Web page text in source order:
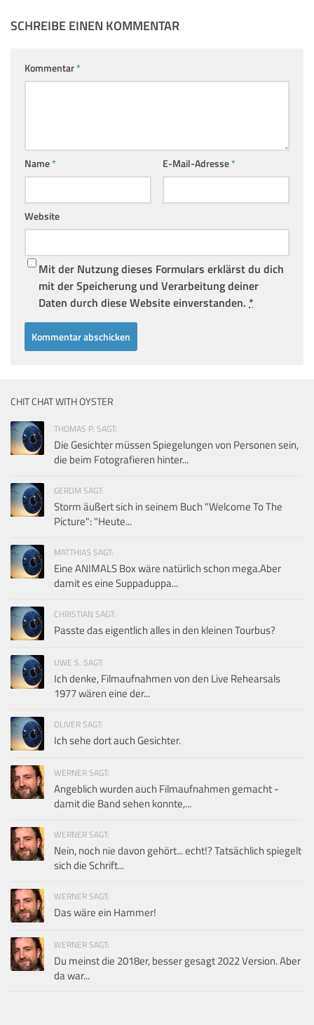
SCHREIBE EINEN KOMMENTAR
Kommentar*
Name* E-Mail-Adresse*
Website
Mit der Nutzung dieses Formulars erklärst du dich
mit der Speicherung und Verarbeitung deiner
Daten durch diese Website einverstanden. *
CHIT CHAT WITH OYSTER
THOMAS P. SAGT:
Die Gesichter müssen Spiegelungen von Personen sein,
die beim Fotografieren hinter...
GERDM SAGT:
Storm äußert sich in seinem Buch "Welcome To The
Picture": "Heute...
MATTHIAS SAGT:
Eine ANIMALS Box wäre natürlich schon mega.Aber
damit es eine Suppaduppa...
CHRISTIAN SAGT:
Passte das eigentlich alles in den kleinen Tourbus?
UWE S. SAGT:
Ich denke, Filmaufnahmen von den Live Rehearsals
1977 wären eine der...
OLIVER SAGT:
Ich sehe dort auch Gesichter.
WERNER SAGT:
Angeblich wurden auch Filmaufnahmen gemacht -
damit die Band sehen konnte,...
WERNER SAGT:
Nein, noch nie davon gehört... echt!? Tatsächlich spiegelt
sich die Schrift...
WERNER SAGT:
Das wäre ein Hammer!
WERNER SAGT:
Du meinst die 2018er, besser gesagt 2022 Version. Aber
da war...